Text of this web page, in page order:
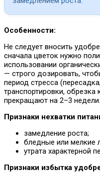
Особенности:
Не следует вносить
сначала цветок нужно
использовании
— строго дозировать,
период стресса
транспортировки,
прекращают на 2–3 недели.
Признаки нехватки
замедление роста;
бледные или мелкие
утрата характерной
Признаки избытка